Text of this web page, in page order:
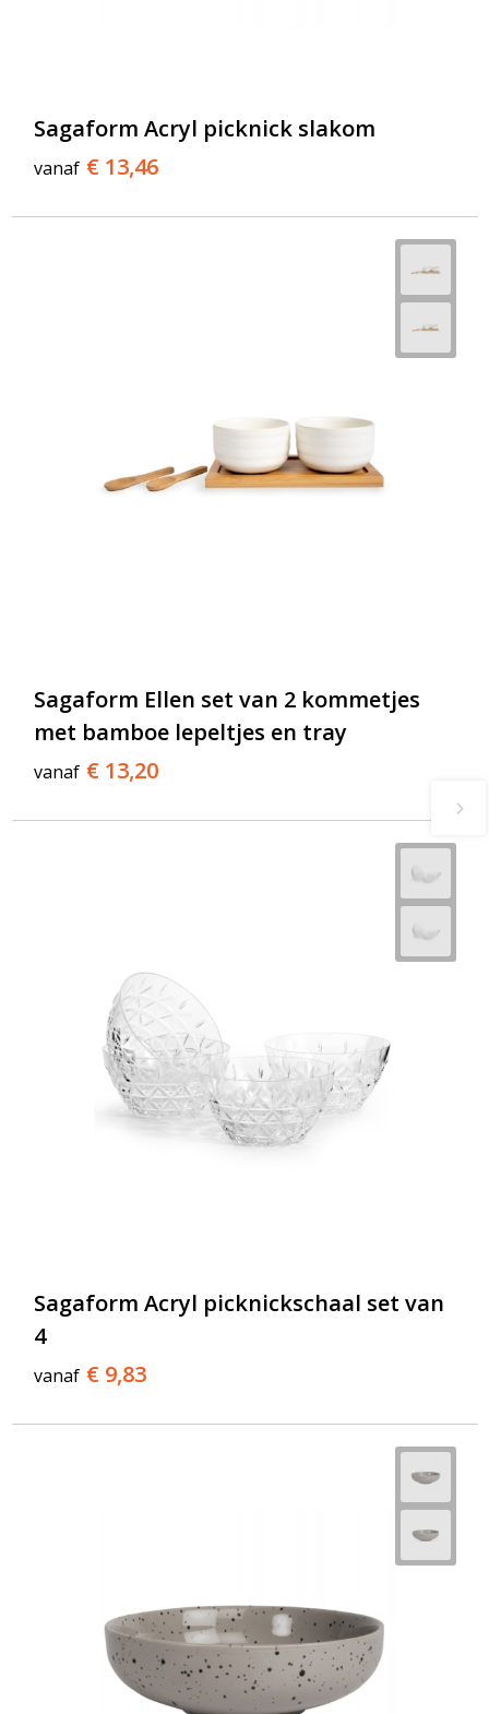
Sagaform Acryl picknick slakom
vanaf € 13,46
Sagaform Ellen set van 2 kommetjes
met bamboe lepeltjes en tray
vanaf € 13,20
Sagaform Acryl picknickschaal set van
4
vanaf € 9,83